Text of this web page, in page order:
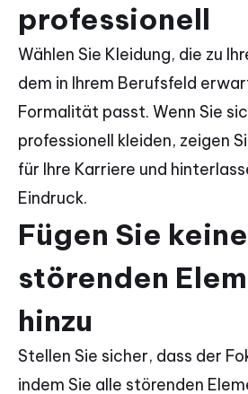
professionell
Wählen Sie Kleidung, die zu
dem in Ihrem Berufsfeld
Formalität passt. Wenn Sie
professionell kleiden, zeigen
für Ihre Karriere und
Eindruck.
Fügen Sie keine
störenden
hinzu
Stellen Sie sicher, dass der
indem Sie alle störenden